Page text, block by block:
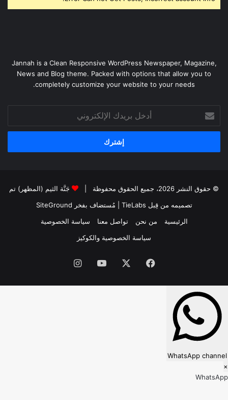
Jannah is a Clean Responsive WordPress Newspaper, Magazine,
News and Blog theme. Packed with options that allow you to
completely customize your website to your needs.
بريدك
الإلكتروني
© حقوق النشر 2026، جميع الحقوق محفوظة |
جَنَّة الثيم (المظهر) تم
تصميمه من قِبل TieLabs
| مُستضاف بفخر SiteGround
الرئيسية
من نحن تواصل معنا
سياسة الخصوصية
سياسة الخصوصية والكوكيز
فيسبوك ‫YouTubeانستقرام
WhatsApp channel
×
WhatsApp